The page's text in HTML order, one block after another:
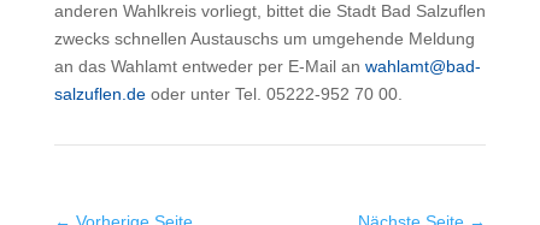
anderen Wahlkreis vorliegt, bittet die Stadt Bad Salzuflen
zwecks schnellen Austauschs um umgehende Meldung
an das Wahlamt entweder per E-Mail an wahlamt@bad-
salzuflen.deoder unter Tel. 05222-952 70 00.